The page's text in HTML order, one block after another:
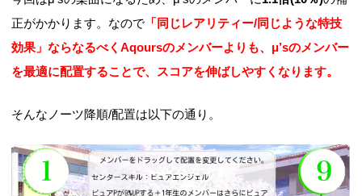
正がかかります。なので 「同じレアリティー/同じような特技
効果」ならなるべくAqoursのメンバーよりも、μ’sのメンバー
を最適に配置することで、スコアを伸ばしやすくなります。
そんなノーツ降順/配置は以下の通り。